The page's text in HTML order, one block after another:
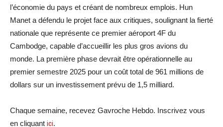
l’économie du pays et créant de nombreux emplois. Hun
Manet a défendu le projet face aux critiques, soulignant la fierté
nationale que représente ce premier aéroport 4F du
Cambodge, capable d’accueillir les plus gros avions du
monde. La première phase devrait être opérationnelle au
premier semestre 2025 pour un coût total de 961 millions de
dollars sur un investissement prévu de 1,5 milliard.
Chaque semaine, recevez Gavroche Hebdo. Inscrivez vous
en cliquant ici.